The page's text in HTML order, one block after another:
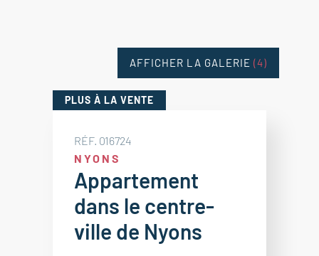
PLUS À LA VENTE
RÉF. 016724
NYONS
Appartement
dans le centre-
ville de Nyons
AFFICHER LA GALERIE (4)